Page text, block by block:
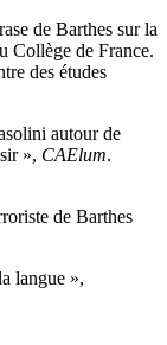
de Barthes sur la
Collège de France.
des études
autour de
», CAElum.
de Barthes
langue »,